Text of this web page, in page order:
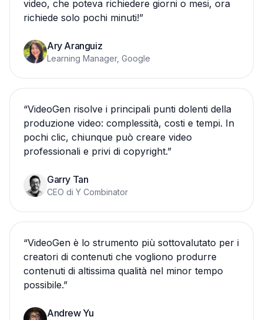
video, che poteva richiedere giorni o mesi, ora
richiede solo pochi minuti!”
Ary Aranguiz
Learning Manager, Google
“VideoGen risolve i principali punti dolenti della
produzione video: complessità, costi e tempi. In
pochi clic, chiunque può creare video
professionali e privi di copyright.”
Garry Tan
CEO di Y Combinator
“VideoGen è lo strumento più sottovalutato per i
creatori di contenuti che vogliono produrre
contenuti di altissima qualità nel minor tempo
possibile.”
Andrew Yu